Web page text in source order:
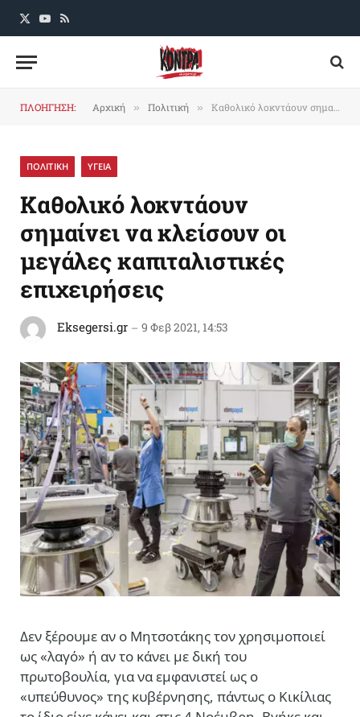
X
YouTube
RSS
ΠΛΟΗΓΗΣΗ: Αρχική » Πολιτική » Kαθολικό λοκντάουν σημαίνει να κλείσουν οι μεγάλες καπιταλιστικές επιχειρήσεις
ΠΟΛΙΤΙΚΗ ΥΓΕΙΑ
Kαθολικό λοκντάουν
σημαίνει να κλείσουν οι
μεγάλες καπιταλιστικές
επιχειρήσεις
Eksegersi.gr 9 Φεβ 2021, 14:53
Δεν ξέρουμε αν ο Μητσοτάκης τον χρησιμοποιεί
ως «λαγό» ή αν το κάνει με δική του
πρωτοβουλία, για να εμφανιστεί ως ο
«υπεύθυνος» της κυβέρνησης, πάντως ο Κικίλιας